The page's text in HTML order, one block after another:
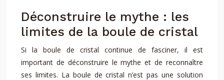
Déconstruire le mythe : les
limites de la boule de cristal
Si la boule de cristal continue de fasciner, il est
important de déconstruire le mythe et de reconnaître
ses limites. La boule de cristal n’est pas une solution